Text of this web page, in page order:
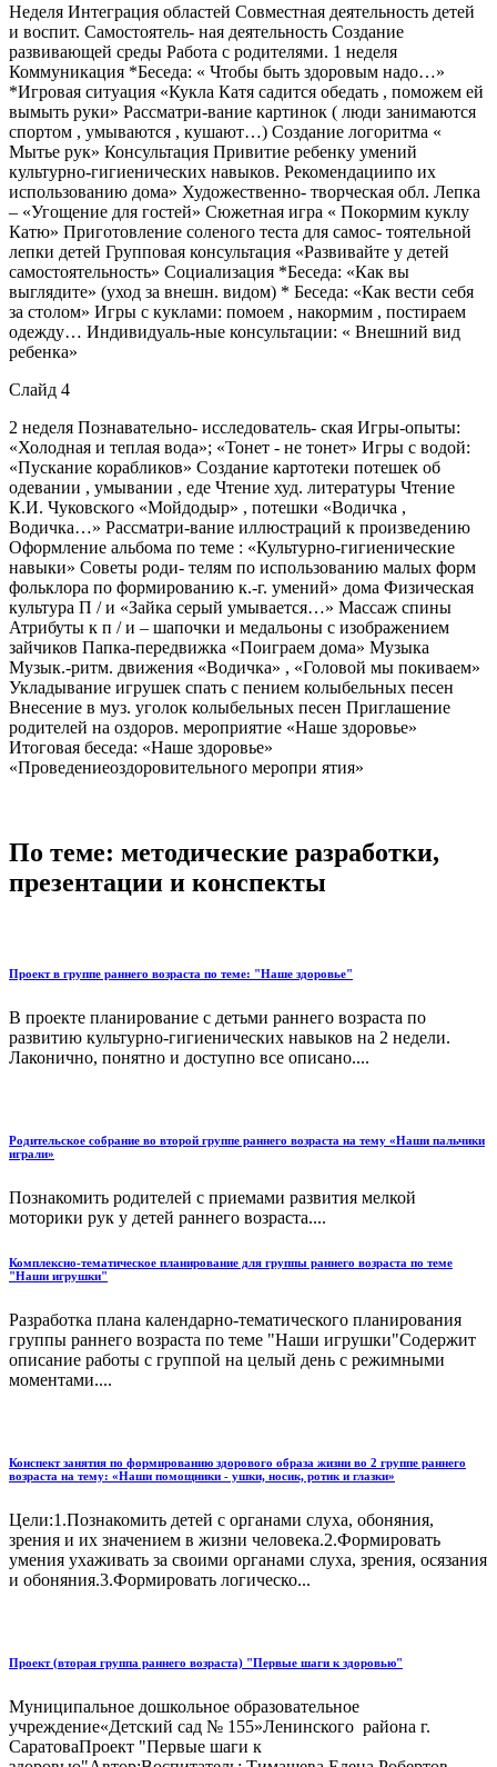
Неделя Интеграция областей Совместная деятельность детей
и воспит. Самостоятель- ная деятельность Создание
развивающей среды Работа с родителями. 1 неделя
Коммуникация *Беседа: « Чтобы быть здоровым надо…»
*Игровая ситуация «Кукла Катя садится обедать , поможем ей
вымыть руки» Рассматри-вание картинок ( люди занимаются
спортом , умываются , кушают…) Создание логоритма «
Мытье рук» Консультация Привитие ребенку умений
культурно-гигиенических навыков. Рекомендациипо их
использованию дома» Художественно- творческая обл. Лепка
– «Угощение для гостей» Сюжетная игра « Покормим куклу
Катю» Приготовление соленого теста для самос- тоятельной
лепки детей Групповая консультация «Развивайте у детей
самостоятельность» Социализация *Беседа: «Как вы
выглядите» (уход за внешн. видом) * Беседа: «Как вести себя
за столом» Игры с куклами: помоем , накормим , постираем
одежду… Индивидуаль-ные консультации: « Внешний вид
ребенка»
Слайд 4
2 неделя Познавательно- исследователь- ская Игры-опыты:
«Холодная и теплая вода»; «Тонет - не тонет» Игры с водой:
«Пускание корабликов» Создание картотеки потешек об
одевании , умывании , еде Чтение худ. литературы Чтение
К.И. Чуковского «Мойдодыр» , потешки «Водичка ,
Водичка…» Рассматри-вание иллюстраций к произведению
Оформление альбома по теме : «Культурно-гигиенические
навыки» Советы роди- телям по использованию малых форм
фольклора по формированию к.-г. умений» дома Физическая
культура П / и «Зайка серый умывается…» Массаж спины
Атрибуты к п / и – шапочки и медальоны с изображением
зайчиков Папка-передвижка «Поиграем дома» Музыка
Музык.-ритм. движения «Водичка» , «Головой мы покиваем»
Укладывание игрушек спать с пением колыбельных песен
Внесение в муз. уголок колыбельных песен Приглашение
родителей на оздоров. мероприятие «Наше здоровье»
Итоговая беседа: «Наше здоровье»
«Проведениеоздоровительного меропри ятия»
По теме: методические разработки,
презентации и конспекты
Проект в группе раннего возраста по теме: "Наше здоровье"
В проекте планирование с детьми раннего возраста по
развитию культурно-гигиенических навыков на 2 недели.
Лаконично, понятно и доступно все описано....
Родительское собрание во второй группе раннего возраста на тему «Наши пальчики
играли»
Познакомить родителей с приемами развития мелкой
моторики рук у детей раннего возраста....
Комплексно-тематическое планирование для группы раннего возраста по теме
"Наши игрушки"
Разработка плана календарно-тематического планирования
группы раннего возраста по теме "Наши игрушки"Содержит
описание работы с группой на целый день с режимными
моментами....
Конспект занятия по формированию здорового образа жизни во 2 группе раннего
возраста на тему: «Наши помощники - ушки, носик, ротик и глазки»
Цели:1.Познакомить детей с органами слуха, обоняния,
зрения и их значением в жизни человека.2.Формировать
умения ухаживать за своими органами слуха, зрения, осязания
и обоняния.3.Формировать логическо...
Проект (вторая группа раннего возраста) "Первые шаги к здоровью"
Муниципальное дошкольное образовательное
учреждение«Детский сад № 155»Ленинского района г.
СаратоваПроект "Первые шаги к